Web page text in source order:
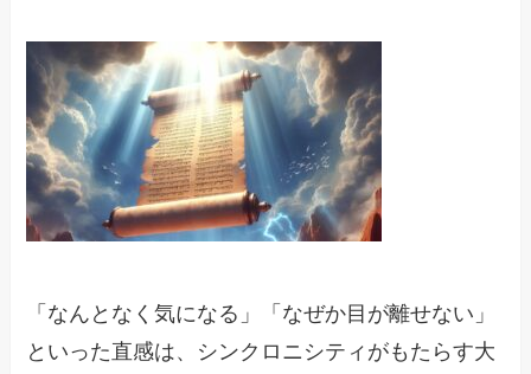
「なんとなく気になる」「なぜか目が離せない」
といった直感は、シンクロニシティがもたらす大